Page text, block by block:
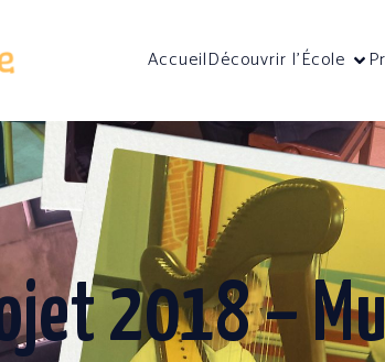
AccueilDécouvrir l’École
2018 –